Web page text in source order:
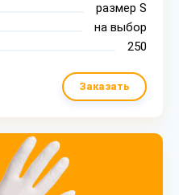
размер S
на выбор
250
Заказать